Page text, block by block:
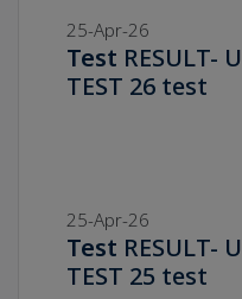
25-Apr-26
Test RESULT-
TEST 26 test
25-Apr-26
Test RESULT-
TEST 25 test